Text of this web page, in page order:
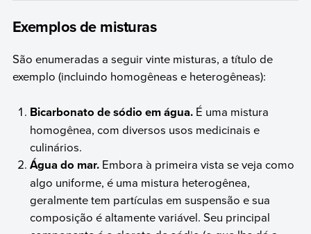
Exemplos de misturas
São enumeradas a seguir vinte misturas, a título de
exemplo (incluindo homogêneas e heterogêneas):
Bicarbonato de sódio em água. É uma mistura
homogênea, com diversos usos medicinais e
culinários.
Água do mar. Embora à primeira vista se veja como
algo uniforme, é uma mistura heterogênea,
geralmente tem partículas em suspensão e sua
composição é altamente variável. Seu principal